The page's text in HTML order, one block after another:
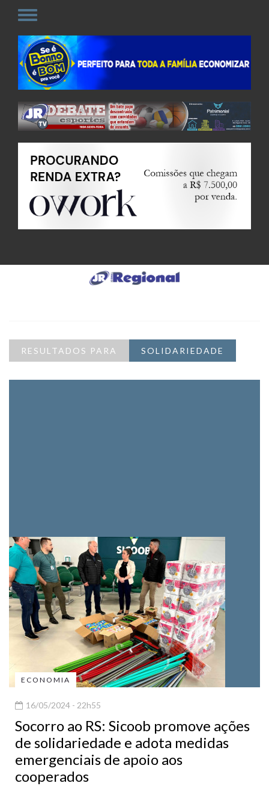
RESULTADOS PARA SOLIDARIEDADE
ECONOMIA
16/05/2024 - 22h55
Socorro ao RS: Sicoob promove ações
de solidariedade e adota medidas
emergenciais de apoio aos
cooperados